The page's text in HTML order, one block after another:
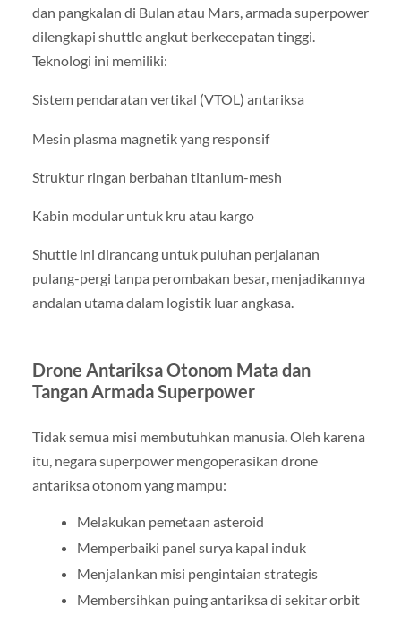
dan pangkalan di Bulan atau Mars, armada superpower
dilengkapi shuttle angkut berkecepatan tinggi.
Teknologi ini memiliki:
Sistem pendaratan vertikal (VTOL) antariksa
Mesin plasma magnetik yang responsif
Struktur ringan berbahan titanium-mesh
Kabin modular untuk kru atau kargo
Shuttle ini dirancang untuk puluhan perjalanan
pulang-pergi tanpa perombakan besar, menjadikannya
andalan utama dalam logistik luar angkasa.
Drone Antariksa Otonom Mata dan
Tangan Armada Superpower
Tidak semua misi membutuhkan manusia. Oleh karena
itu, negara superpower mengoperasikan drone
antariksa otonom yang mampu:
Melakukan pemetaan asteroid
Memperbaiki panel surya kapal induk
Menjalankan misi pengintaian strategis
Membersihkan puing antariksa di sekitar orbit